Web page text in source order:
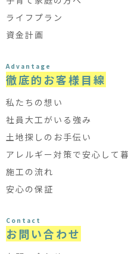
ライフプラン
資金計画
Advantage
徹底的お客様目線
私たちの想い
社員大工がいる強み
土地探しのお手伝い
アレルギー対策で安心して
施工の流れ
安心の保証
Contact
お問い合わせ